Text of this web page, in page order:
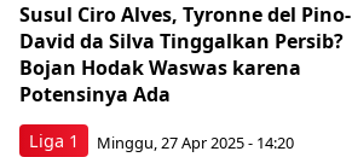
Liga 1
Susul Ciro Alves, Tyronne del Pino-
David da Silva Tinggalkan Persib?
Bojan Hodak Waswas karena
Potensinya Ada
Minggu, 27 Apr 2025 - 14:20